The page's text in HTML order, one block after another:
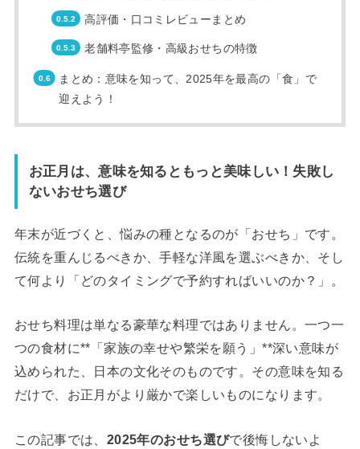
高評価・口コミレビューまとめ
老舗料亭監修・高級おせちの特徴
まとめ：意味を知って、2025年を最高の「食」で
迎えよう！
お正月は、意味を知るともっと美味しい！失敗し
ないおせち選び
年末が近づくと、悩みの種となるのが「おせち」です。
伝統を重んじるべきか、手軽な洋風を選ぶべきか、そし
て何より「どのタイミングで予約すればいいのか？」。
おせち料理は単なる豪華な料理ではありません。一つ一
つの食材に**「家族の幸せや繁栄を願う」**深い意味が
込められた、日本の文化そのものです。その意味を知る
だけで、お正月がより厳かで楽しいものになります。
この記事では、 2025年のおせち選びで後悔しないよ